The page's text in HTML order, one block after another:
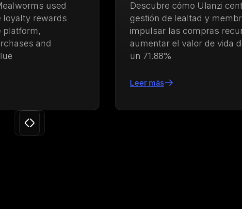
Descubre cómo Ulanzi centralizó la
gestión de lealtad y membresías para
impulsar las compras recurrentes y
aumentar el valor de vida del cliente en
Slide 3 of 24.